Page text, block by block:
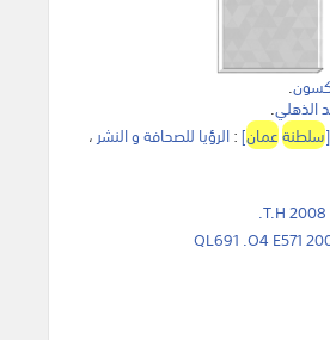
.
الذهلي.
سلطنةعمان]
:الرؤيا للصحافة و النشر ،
QL691 .O4 E571